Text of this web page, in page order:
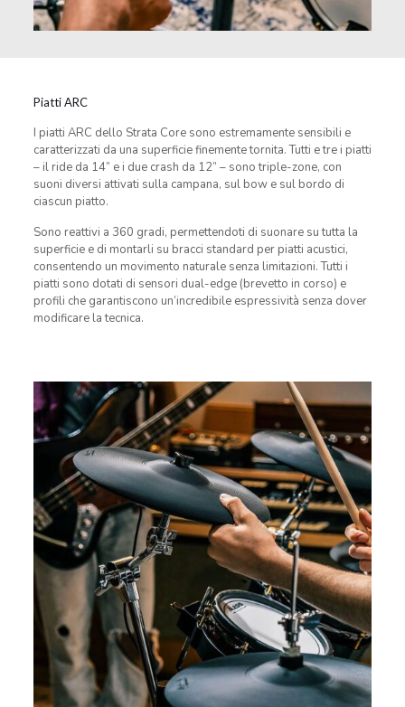
Piatti ARC
I piatti ARC dello Strata Core sono estremamente sensibili e
caratterizzati da una superficie finemente tornita. Tutti e tre i piatti
– il ride da 14” e i due crash da 12” – sono triple-zone, con
suoni diversi attivati sulla campana, sul bow e sul bordo di
ciascun piatto.
Sono reattivi a 360 gradi, permettendoti di suonare su tutta la
superficie e di montarli su bracci standard per piatti acustici,
consentendo un movimento naturale senza limitazioni. Tutti i
piatti sono dotati di sensori dual-edge (brevetto in corso) e
profili che garantiscono un’incredibile espressività senza dover
modificare la tecnica.